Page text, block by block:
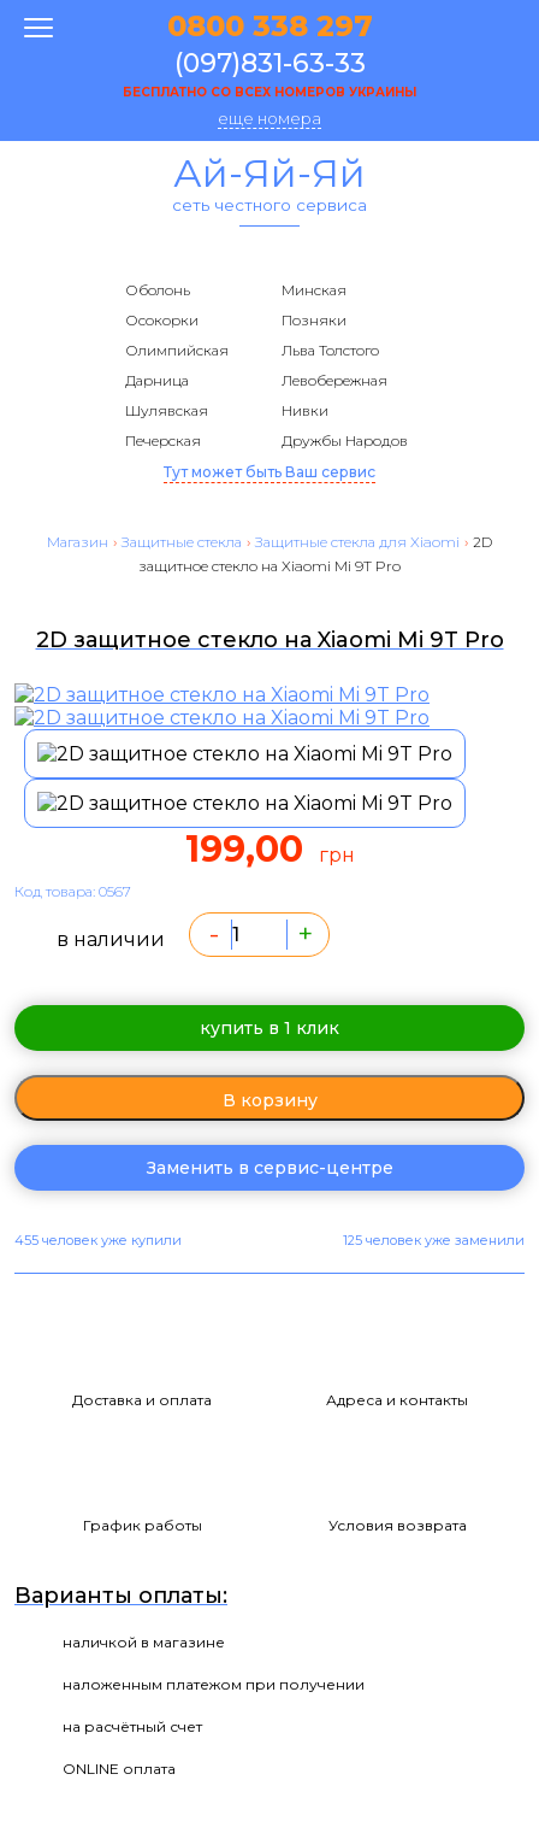
0800 338 297
(097)831-63-33
БЕСПЛАТНО СО ВСЕХ НОМЕРОВ УКРАИНЫ
еще номера
Ай-Яй-Яй
сеть честного сервиса
Оболонь
Минская
Осокорки
Позняки
Олимпийская
Льва Толстого
Дарница
Левобережная
Шулявская
Нивки
Печерская
Дружбы Народов
Тут может быть Ваш сервис
Магазин › Защитные стекла › Защитные стекла для Xiaomi › 2D
защитное стекло на Xiaomi Mi 9T Pro
2D защитное стекло на Xiaomi Mi 9T Pro
199,00 грн
Код товара: 0567
в наличии - +
купить в 1 клик
В корзину
Заменить в сервис-центре
455 человек уже купили 125 человек уже заменили
Доставка и оплата Адреса и контакты
График работы Условия возврата
Варианты оплаты:
наличкой в магазине
наложенным платежом при получении
на расчётный счет
ONLINE оплата